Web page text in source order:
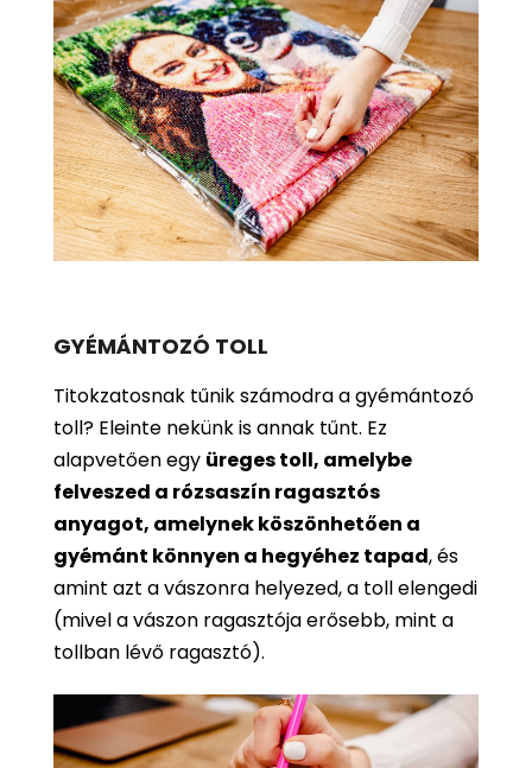
GYÉMÁNTOZÓ TOLL
Titokzatosnak tűnik számodra a gyémántozó
toll? Eleinte nekünk is annak tűnt. Ez
alapvetően egy üreges toll, amelybe
felveszed a rózsaszín ragasztós
anyagot, amelynek köszönhetően a
gyémánt könnyen a hegyéhez tapad, és
amint azt a vászonra helyezed, a toll elengedi
(mivel a vászon ragasztója erősebb, mint a
tollban lévő ragasztó).